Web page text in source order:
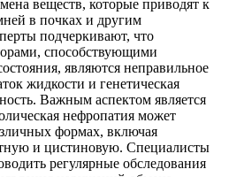
веществ, которые приводят к
в почках и другим
подчеркивают, что
способствующими
являются неправильное
жидкости и генетическая
Важным аспектом является
нефропатия может
формах, включая
и цистиновую. Специалисты
регулярные обследования